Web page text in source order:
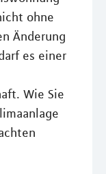
ohne
Änderung
es einer
Wie Sie